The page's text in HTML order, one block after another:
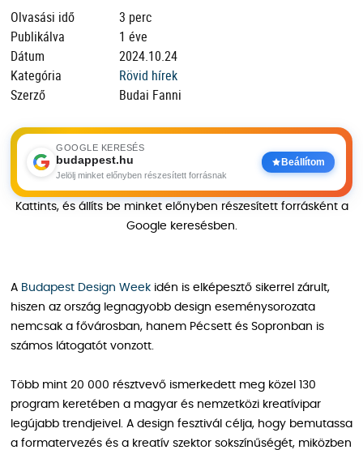
Olvasási idő
3 perc
Publikálva
1 éve
Dátum
2024.10.24
Kategória
Rövid hírek
Szerző
Budai Fanni
GOOGLE KERESÉS
budappest.hu
Jelölj minket előnyben részesített forrásnak
Beállítom
Kattints, és állíts be minket előnyben részesített forrásként a
Google keresésben.
A Budapest Design Week idén is elképesztő sikerrel zárult,
hiszen az ország legnagyobb design eseménysorozata
nemcsak a fővárosban, hanem Pécsett és Sopronban is
számos látogatót vonzott.
Több mint 20 000 résztvevő ismerkedett meg közel 130
program keretében a magyar és nemzetközi kreatívipar
legújabb trendjeivel. A design fesztivál célja, hogy bemutassa
a formatervezés és a kreatív szektor sokszínűségét, miközben